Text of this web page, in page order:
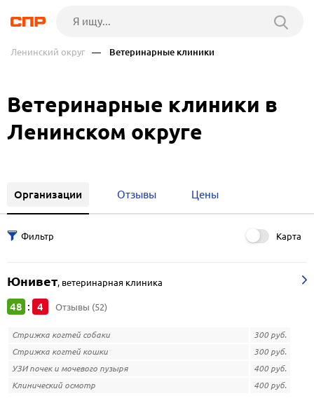
Ленинский округ — Ветеринарные клиники
Ветеринарные клиники в
Ленинском округе
Организации Отзывы Цены
Карта
Юнивет, ветеринарная клиника
48 : 4 Отзывы (52)
Стрижка когтей собаки
300 руб.
Стрижка когтей кошки
300 руб.
УЗИ почек и мочевого пузыря
400 руб.
Клинический осмотр
400 руб.